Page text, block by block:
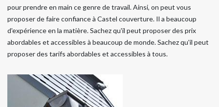
pour prendre en main ce genre de travail. Ainsi, on peut vous
proposer de faire confiance à Castel couverture. Il a beaucoup
d'expérience en la matière. Sachez qu'il peut proposer des prix
abordables et accessibles à beaucoup de monde. Sachez qu'il peut
proposer des tarifs abordables et accessibles à tous.